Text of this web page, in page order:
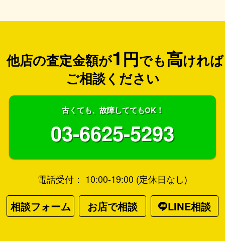
他店の査定金額が1円でも高ければ
ご相談ください
古くても、故障しててもOK！
03-6625-5293
電話受付： 10:00-19:00 (定休日なし)
相談フォーム お店で相談 LINE相談